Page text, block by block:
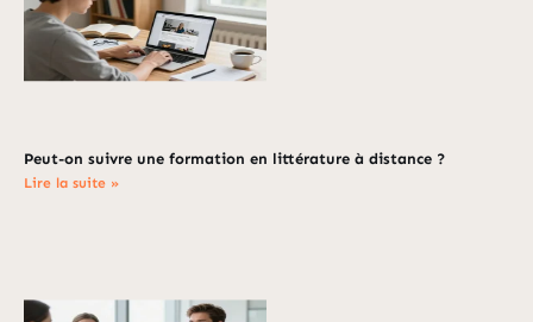
Peut-on suivre une formation en littérature à distance ?
Lire la suite »